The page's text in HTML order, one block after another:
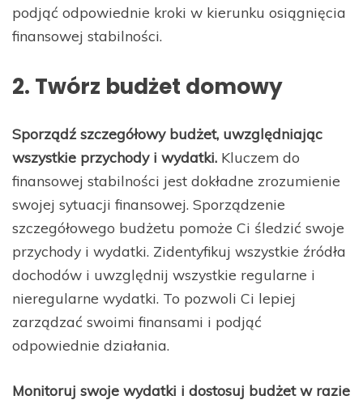
podjąć odpowiednie kroki w kierunku osiągnięcia
finansowej stabilności.
2. Twórz budżet domowy
Sporządź szczegółowy budżet, uwzględniając
wszystkie przychody i wydatki. Kluczem do
finansowej stabilności jest dokładne zrozumienie
swojej sytuacji finansowej. Sporządzenie
szczegółowego budżetu pomoże Ci śledzić swoje
przychody i wydatki. Zidentyfikuj wszystkie źródła
dochodów i uwzględnij wszystkie regularne i
nieregularne wydatki. To pozwoli Ci lepiej
zarządzać swoimi finansami i podjąć
odpowiednie działania.
Monitoruj swoje wydatki i dostosuj budżet w razie